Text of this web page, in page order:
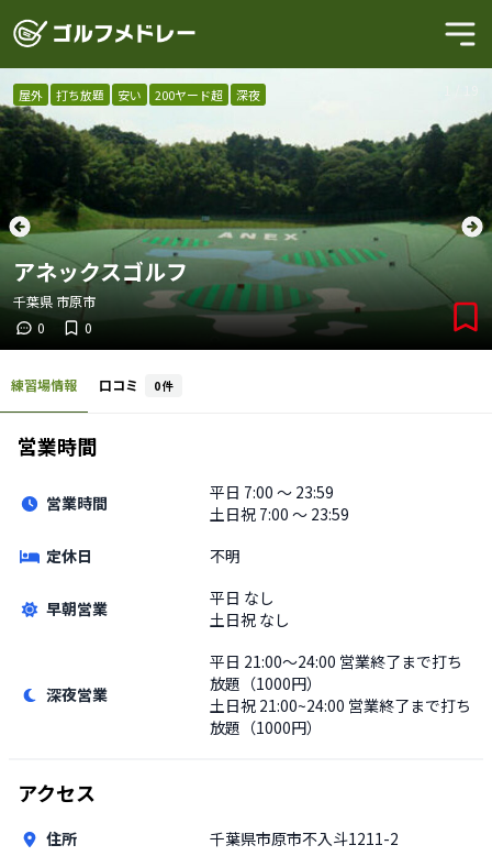
屋外 打ち放題 安い 200ヤード超 深夜
アネックスゴルフ
千葉県 市原市
0
0
練習場情報 口コミ 0件
営業時間
営業時間 平日 7:00 〜 23:59
土日祝 7:00 〜 23:59
定休日
不明
早朝営業 平日 なし
土日祝 なし
深夜営業
平日 21:00〜24:00 営業終了まで打ち
放題（1000円）
土日祝 21:00~24:00 営業終了まで打ち
放題（1000円）
アクセス
住所 千葉県市原市不入斗1211-2